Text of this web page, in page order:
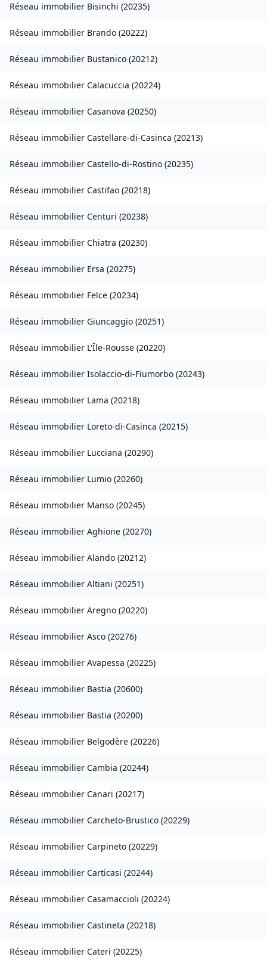
Réseau immobilier Bisinchi (20235)
Réseau immobilier Brando (20222)
Réseau immobilier Bustanico (20212)
Réseau immobilier Calacuccia (20224)
Réseau immobilier Casanova (20250)
Réseau immobilier Castellare-di-Casinca (20213)
Réseau immobilier Castello-di-Rostino (20235)
Réseau immobilier Castifao (20218)
Réseau immobilier Centuri (20238)
Réseau immobilier Chiatra (20230)
Réseau immobilier Ersa (20275)
Réseau immobilier Felce (20234)
Réseau immobilier Giuncaggio (20251)
Réseau immobilier L'Île-Rousse (20220)
Réseau immobilier Isolaccio-di-Fiumorbo (20243)
Réseau immobilier Lama (20218)
Réseau immobilier Loreto-di-Casinca (20215)
Réseau immobilier Lucciana (20290)
Réseau immobilier Lumio (20260)
Réseau immobilier Manso (20245)
Réseau immobilier Aghione (20270)
Réseau immobilier Alando (20212)
Réseau immobilier Altiani (20251)
Réseau immobilier Aregno (20220)
Réseau immobilier Asco (20276)
Réseau immobilier Avapessa (20225)
Réseau immobilier Bastia (20600)
Réseau immobilier Bastia (20200)
Réseau immobilier Belgodère (20226)
Réseau immobilier Cambia (20244)
Réseau immobilier Canari (20217)
Réseau immobilier Carcheto-Brustico (20229)
Réseau immobilier Carpineto (20229)
Réseau immobilier Carticasi (20244)
Réseau immobilier Casamaccioli (20224)
Réseau immobilier Castineta (20218)
Réseau immobilier Cateri (20225)